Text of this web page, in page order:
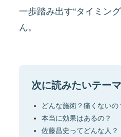
一歩踏み出す“タイミン
ん。
次に読みたいテーマ
どんな施術？痛くないの
本当に効果はあるの？
佐藤昌史ってどんな人？